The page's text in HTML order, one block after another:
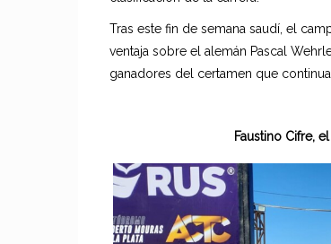
Tras este fin de semana saudí, el
ventaja sobre el alemán Pascal
ganadores del certamen que
Faustino Cifre,